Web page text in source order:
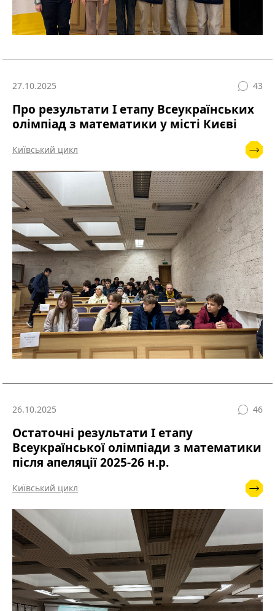
27.10.2025 43
Про результати І етапу Всеукраїнських
олімпіад з математики у місті Києві
Київський цикл
26.10.2025 46
Остаточні результати I етапу
Всеукраїнської олімпіади з математики
після апеляції 2025-26 н.р.
Київський цикл